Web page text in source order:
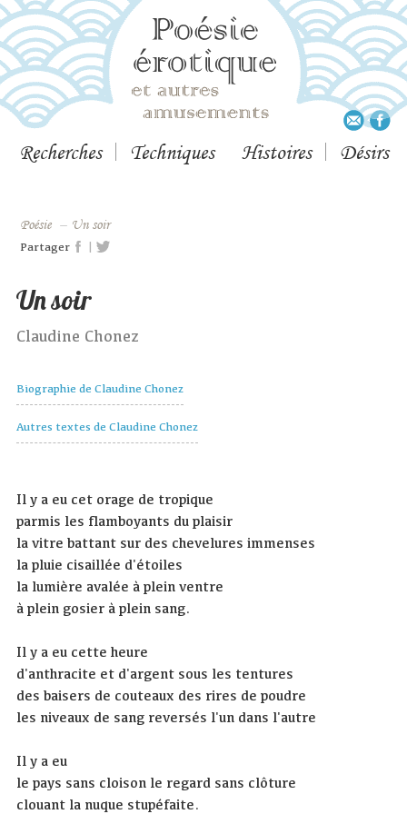
Recherches Techniques Histoires Désirs
Poésie – Un soir
Partager |
Un soir
Claudine Chonez
Biographie de Claudine Chonez
Autres textes de Claudine Chonez
Il y a eu cet orage de tropique
parmis les flamboyants du plaisir
la vitre battant sur des chevelures immenses
la pluie cisaillée d'étoiles
la lumière avalée à plein ventre
à plein gosier à plein sang.
Il y a eu cette heure
d'anthracite et d'argent sous les tentures
des baisers de couteaux des rires de poudre
les niveaux de sang reversés l'un dans l'autre
Il y a eu
le pays sans cloison le regard sans clôture
clouant la nuque stupéfaite.